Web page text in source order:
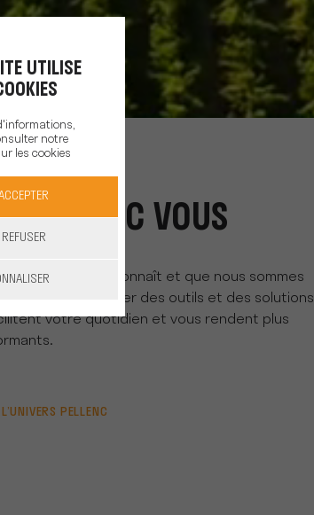
AVEC VOUS
que l’on vous connaît et que nous sommes
œuvre pour créer des outils et des solutions
votre quotidien et vous rendent plus
PELLENC
UTILISE
notre
les cookies